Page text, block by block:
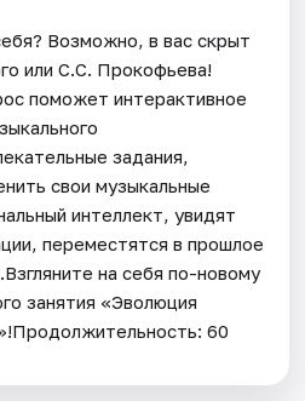
Возможно, в вас скрыт
или С.С. Прокофьева!
поможет интерактивное
задания,
свои музыкальные
интеллект, увидят
переместятся в прошлое
на себя по-новому
занятия «Эволюция
60